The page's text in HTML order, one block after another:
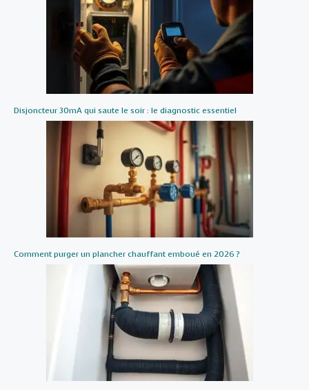
Disjoncteur 30mA qui saute le soir : le diagnostic essentiel
Comment purger un plancher chauffant emboué en 2026 ?